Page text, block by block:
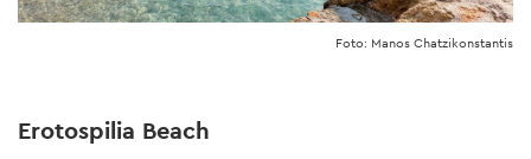
Foto: Manos Chatzikonstantis
Erotospilia Beach